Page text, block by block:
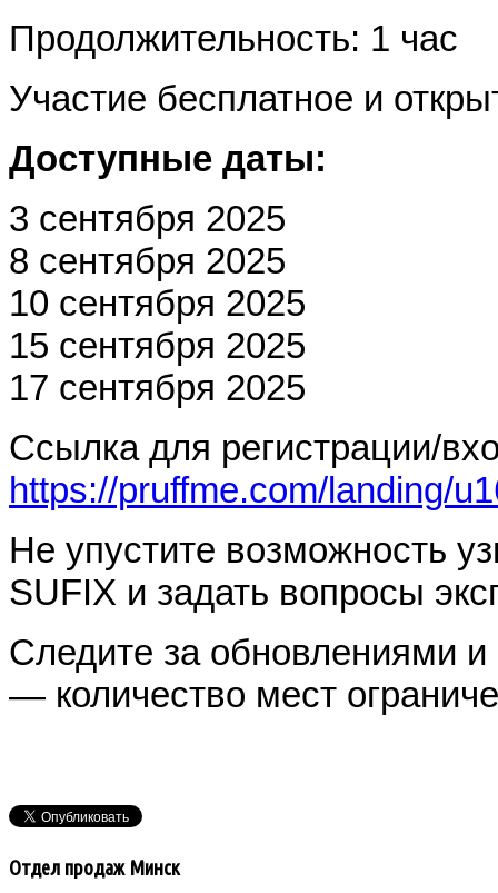
Продолжительность: 1 час
Участие бесплатное и
Доступные даты:
3 сентября 2025
8 сентября 2025
10 сентября 2025
15 сентября 2025
17 сентября 2025
Ссылка для регистрации/
https://pruffme.com/landing/
Не упустите возможность
SUFIX и задать вопросы
Следите за обновлениями и
— количество мест
Отдел продаж Минск